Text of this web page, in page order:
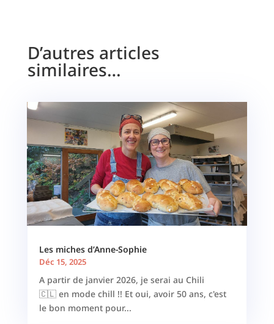
D’autres articles
similaires…
Les miches d’Anne-Sophie
Déc 15, 2025
A partir de janvier 2026, je serai au Chili
🇨🇱 en mode chill !! Et oui, avoir 50 ans, c'est
le bon moment pour...